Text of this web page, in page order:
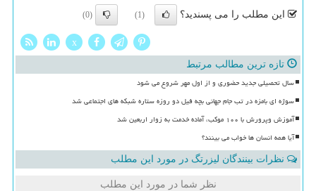
این مطلب را می پسندید؟ (1)
(0)
x
تازه ترین مطالب مرتبط
سال تحصیلی جدید حضوری و از اول مهر شروع می شود
سوژه ای بامزه در تب جام جهانی بچه فیل دو روزه ستاره شبکه های اجتماعی شد
آموزش وپرورش با ۱۰۰ موکب، آماده خدمت به زوار اربعین شد
آیا همه انسان ها خواب می بینند؟
نظرات بینندگان لیزرتگ در مورد این مطلب
نظر شما در مورد این مطلب